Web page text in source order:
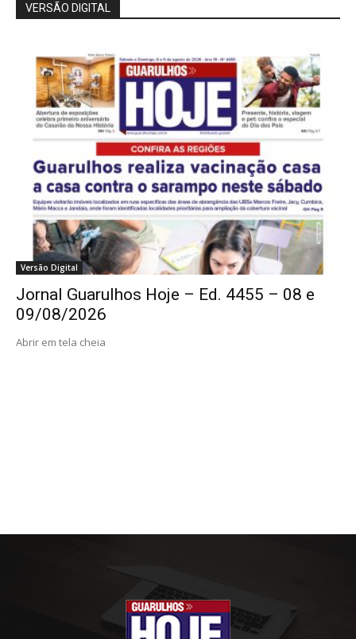
VERSÃO DIGITAL
Versão Digital
Jornal Guarulhos Hoje – Ed. 4455 – 08 e
09/08/2026
Abrir em tela cheia